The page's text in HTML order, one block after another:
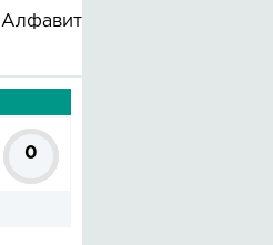
Алфавит
0